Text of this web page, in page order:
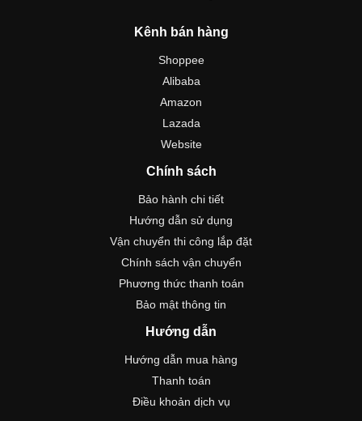
Kênh bán hàng
Shoppee
Alibaba
Amazon
Lazada
Website
Chính sách
Bảo hành chi tiết
Hướng dẫn sử dụng
Vận chuyển thi công lắp đặt
Chính sách vận chuyển
Phương thức thanh toán
Bảo mật thông tin
Hướng dẫn
Hướng dẫn mua hàng
Thanh toán
Điều khoản dịch vụ